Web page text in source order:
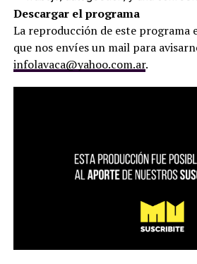
Descargar el programa
La reproducción de este programa
que nos envíes un mail para
infolavaca@yahoo.com.ar.